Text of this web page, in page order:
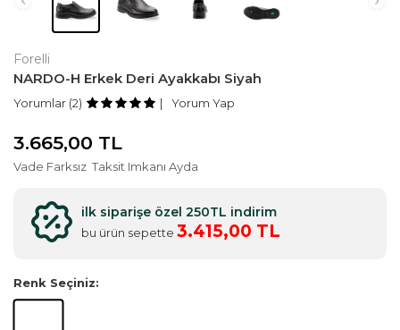
Forelli
NARDO-H Erkek Deri Ayakkabı Siyah
Yorumlar (2) Yorum Yap
3.665,00 TL
Vade Farksız Taksit Imkanı Ayda
ilk siparişe özel 250TL indirim
bu ürün sepette 3.415,00 TL
Renk Seçiniz: